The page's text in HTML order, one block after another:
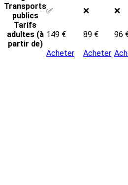
Transports
publics
✅ ❌ ❌
Tarifs
adultes (à
partir de)
149 € 89 € 96
Acheter
Acheter